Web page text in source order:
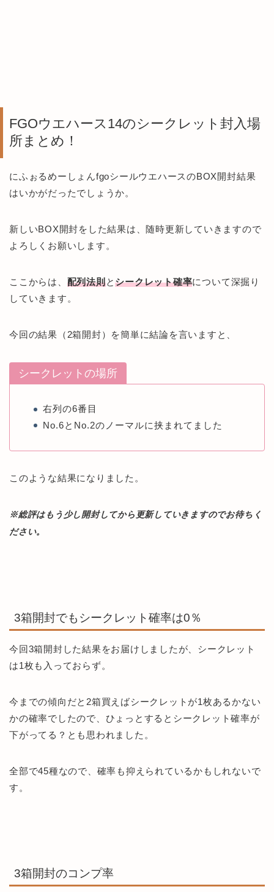
FGOウエハース14のシークレット封入場
所まとめ！
にふぉるめーしょんfgoシールウエハースのBOX開封結果
はいかがだったでしょうか。
新しいBOX開封をした結果は、随時更新していきますので
よろしくお願いします。
ここからは、 配列法則とシークレット確率について深掘り
していきます。
今回の結果（2箱開封）を簡単に結論を言いますと、
シークレットの場所
右列の6番目
No.6とNo.2のノーマルに挟まれてました
このような結果になりました。
※総評はもう少し開封してから更新していきますのでお待ちく
ださい。
3箱開封でもシークレット確率は0％
今回3箱開封した結果をお届けしましたが、シークレット
は1枚も入っておらず。
今までの傾向だと2箱買えばシークレットが1枚あるかない
かの確率でしたので、ひょっとするとシークレット確率が
下がってる？とも思われました。
全部で45種なので、確率も抑えられているかもしれないで
す。
3箱開封のコンプ率